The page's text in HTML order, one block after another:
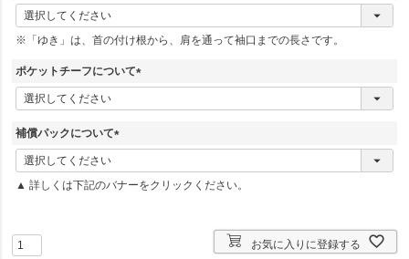
(
必
須
※「ゆき」は、首の付け根から、肩を通って袖口までの長さです。
ポケットチーフについて
(
必
補償パックについて
(
必
須
▲ 詳しくは下記のバナーをクリックください。
お気に入りに登録する